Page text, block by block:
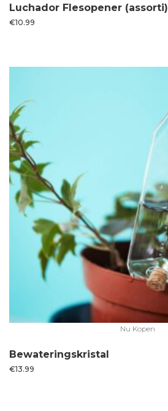
Luchador Flesopener (assorti)
€10.99
Nu Kopen
Bewateringskristal
€13.99